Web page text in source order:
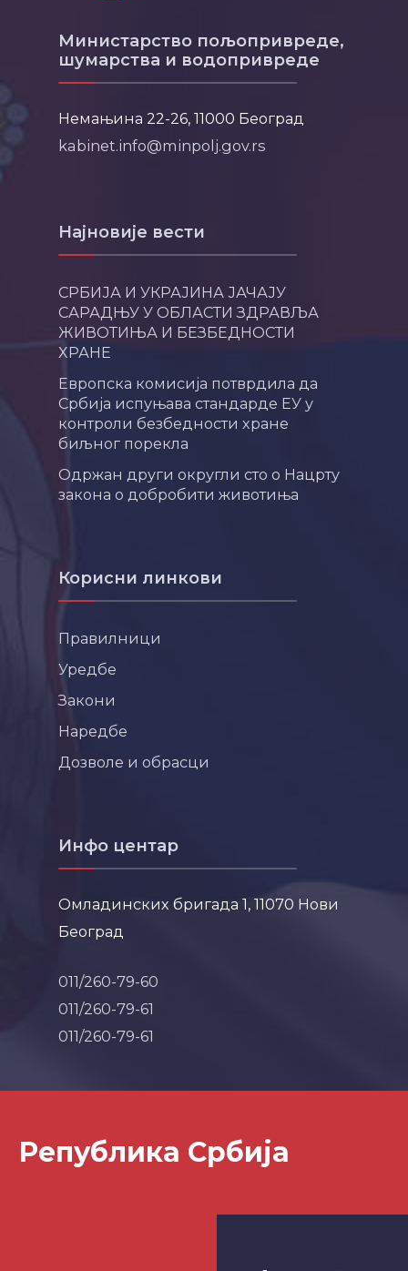
Министарство пољопривреде,
шумарства и водопривреде
Немањина 22-26, 11000 Београд
kabinet.info@minpolj.gov.rs
Најновије вести
СРБИЈА И УКРАЈИНА ЈАЧАЈУ
САРАДЊУ У ОБЛАСТИ ЗДРАВЉА
ЖИВОТИЊА И БЕЗБЕДНОСТИ
ХРАНЕ
Европска комисија потврдила да
Србија испуњава стандарде ЕУ у
контроли безбедности хране
биљног порекла
Одржан други округли сто о Нацрту
закона о добробити животиња
Корисни линкови
Правилници
Уредбе
Закони
Наредбе
Дозволе и обрасци
Инфо центар
Омладинских бригада 1, 11070 Нови
Београд
011/260-79-60
011/260-79-61
011/260-79-61
Република Србија